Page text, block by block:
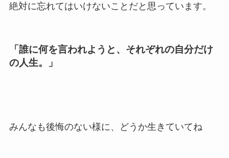
絶対に忘れてはいけないことだと思っています。
「誰に何を言われようと、それぞれの自分だけ
の人生。」
みんなも後悔のない様に、どうか生きていてね